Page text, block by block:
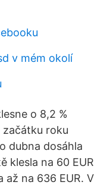
v mém okolí
o 8,2 %
roku
dubna dosáhla
klesla na 60 EUR
až na 636 EUR. V